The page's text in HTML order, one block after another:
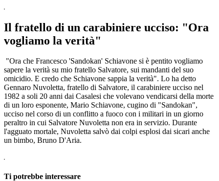
Il fratello di un carabiniere ucciso: "Ora
vogliamo la verità"
"Ora che Francesco 'Sandokan' Schiavone si è pentito vogliamo
sapere la verità su mio fratello Salvatore, sui mandanti del suo
omicidio. E credo che Schiavone sappia la verità". Lo ha detto
Gennaro Nuvoletta, fratello di Salvatore, il carabiniere ucciso nel
1982 a soli 20 anni dai Casalesi che volevano vendicarsi della morte
di un loro esponente, Mario Schiavone, cugino di "Sandokan",
ucciso nel corso di un conflitto a fuoco con i militari in un giorno
peraltro in cui Salvatore Nuvoletta non era in servizio. Durante
l'agguato mortale, Nuvoletta salvò dai colpi esplosi dai sicari anche
un bimbo, Bruno D'Aria.
Ti potrebbe interessare